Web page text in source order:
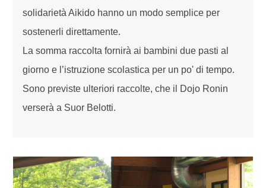
solidarietà Aikido hanno un modo semplice per
sostenerli direttamente.
La somma raccolta fornirà ai bambini due pasti al
giorno e l’istruzione scolastica per un po' di tempo.
Sono previste ulteriori raccolte, che il Dojo Ronin
verserà a Suor Belotti.